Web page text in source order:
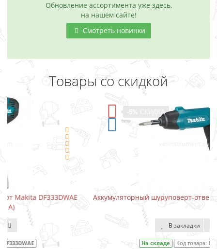
Обновление ассортимента уже здесь,
на нашем сайте!
Смотреть новинки
Товары со скидкой
-5% СКИДКА
Аккумуляторный шуруповерт-отвертка Makita DF001DW
В закладки
Код товара: DF001DW